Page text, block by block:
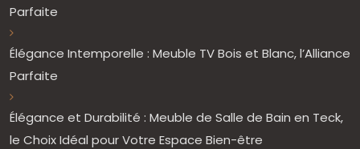
Parfaite
Élégance Intemporelle : Meuble TV Bois et Blanc, l’Alliance
Parfaite
Élégance et Durabilité : Meuble de Salle de Bain en Teck,
le Choix Idéal pour Votre Espace Bien-être